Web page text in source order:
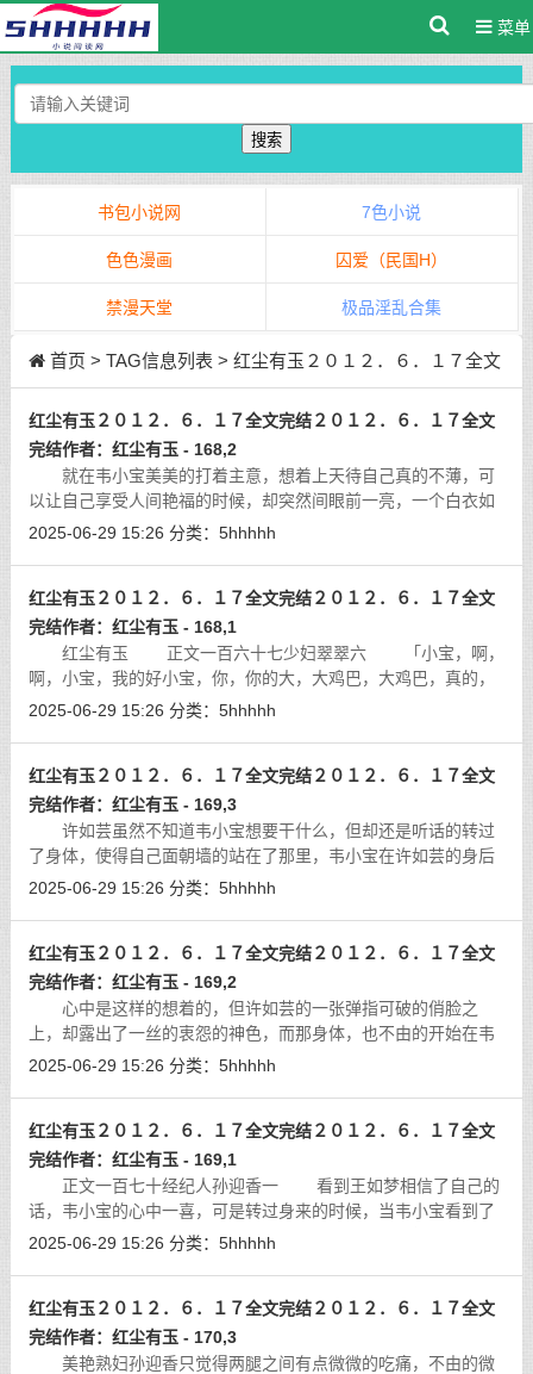
菜单
搜索
书包小说网 7色小说
色色漫画 囚爱（民国H）
禁漫天堂 极品淫乱合集
首页 > TAG信息列表 > 红尘有玉２０１２．６．１７全文
红尘有玉２０１２．６．１７全文完结２０１２．６．１７全文
完结作者：红尘有玉 - 168,2
就在韦小宝美美的打着主意，想着上天待自己真的不薄，可
以让自己享受人间艳福的时候，却突然间眼前一亮，一个白衣如
雪的女子印入了自己的眼帘，韦小宝看到，这女子一头乌黑的长
2025-06-29 15:26 分类： 5hhhhh
红尘有玉２０１２．６．１７全文完结２０１２．６．１７全文
完结作者：红尘有玉 - 168,1
红尘有玉 正文一百六十七少妇翠翠六 「小宝，啊，
啊，小宝，我的好小宝，你，你的大，大鸡巴，大鸡巴，真的，
真的太，太历害了，太历害了，我，我感觉，我感觉，我的，我
2025-06-29 15:26 分类： 5hhhhh
红尘有玉２０１２．６．１７全文完结２０１２．６．１７全文
完结作者：红尘有玉 - 169,3
许如芸虽然不知道韦小宝想要干什么，但却还是听话的转过
了身体，使得自己面朝墙的站在了那里，韦小宝在许如芸的身后
蹲了下来，看起了许如芸的那一个正在牛仔裤的紧紧的包裹之正
2025-06-29 15:26 分类： 5hhhhh
红尘有玉２０１２．６．１７全文完结２０１２．６．１７全文
完结作者：红尘有玉 - 169,2
心中是这样的想着的，但许如芸的一张弹指可破的俏脸之
上，却露出了一丝的衷怨的神色，而那身体，也不由的开始在韦
小宝的怀里挣扎了起来，那样子，向是在抗议着韦小宝对自己的
2025-06-29 15:26 分类： 5hhhhh
红尘有玉２０１２．６．１７全文完结２０１２．６．１７全文
完结作者：红尘有玉 - 169,1
正文一百七十经纪人孙迎香一 看到王如梦相信了自己的
话，韦小宝的心中一喜，可是转过身来的时候，当韦小宝看到了
站在孙迎香身后的警惕华芬的时候，好心情一下子荡然无存了起
2025-06-29 15:26 分类： 5hhhhh
红尘有玉２０１２．６．１７全文完结２０１２．６．１７全文
完结作者：红尘有玉 - 170,3
美艳熟妇孙迎香只觉得两腿之间有点微微的吃痛，不由的微